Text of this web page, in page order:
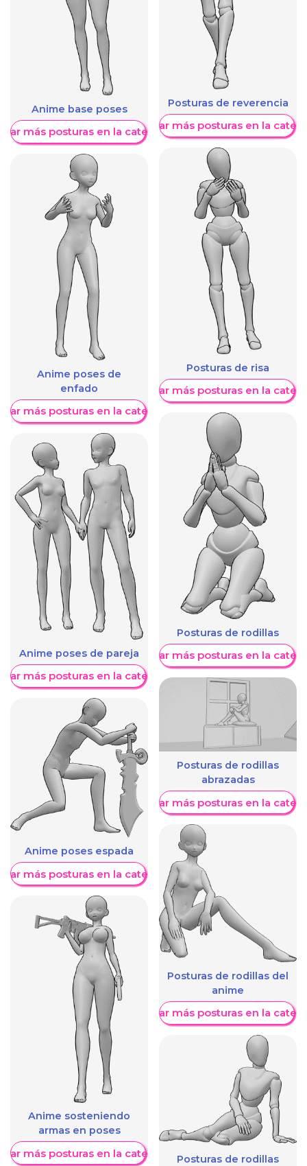
Anime base poses
más posturas en la categoría
Anime poses de
enfado
más posturas en la categoría
Anime poses de pareja
más posturas en la categoría
Anime poses espada
más posturas en la categoría
Anime sosteniendo
armas en poses
más posturas en la categoría
Posturas de reverencia
Mostrar más posturas en la
Posturas de risa
Mostrar más posturas en la
Posturas de rodillas
Mostrar más posturas en la
Posturas de rodillas
abrazadas
Mostrar más posturas en la
Posturas de rodillas del
anime
Mostrar más posturas en la
Posturas de rodillas